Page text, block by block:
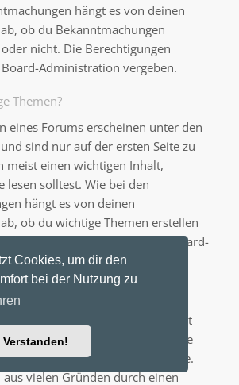
Cookies, um dir den
bei der Nutzung zu
Verstanden!
hängt es von deinen
ob du Bekanntmachungen
nicht. Die Berechtigungen
Administration vergeben.
Themen?
eines Forums erscheinen unter den
sind nur auf der ersten Seite zu
meist einen wichtigen Inhalt,
lesen solltest. Wie bei den
hängt es von deinen
ob du wichtige Themen erstellen
die Berechtigungen stellt die Board-
Themen?
sind Themen, in denen nicht
werden kann und bei denen eine
falls vorhanden, beendet wurde.
vielen Gründen durch einen